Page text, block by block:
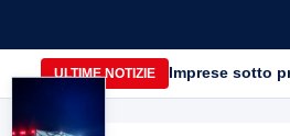
ULTIME NOTIZIE Imprese sotto